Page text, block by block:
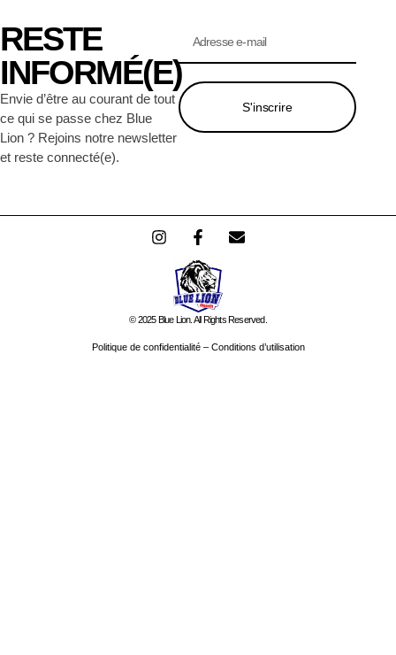
RESTE
INFORMÉ(E)
Envie d’être au courant de tout
ce qui se passe chez Blue
Lion ? Rejoins notre newsletter
et reste connecté(e).
S'inscrire
© 2025 Blue Lion. All Rights Reserved.
Politique de confidentialité– Conditions d’utilisation